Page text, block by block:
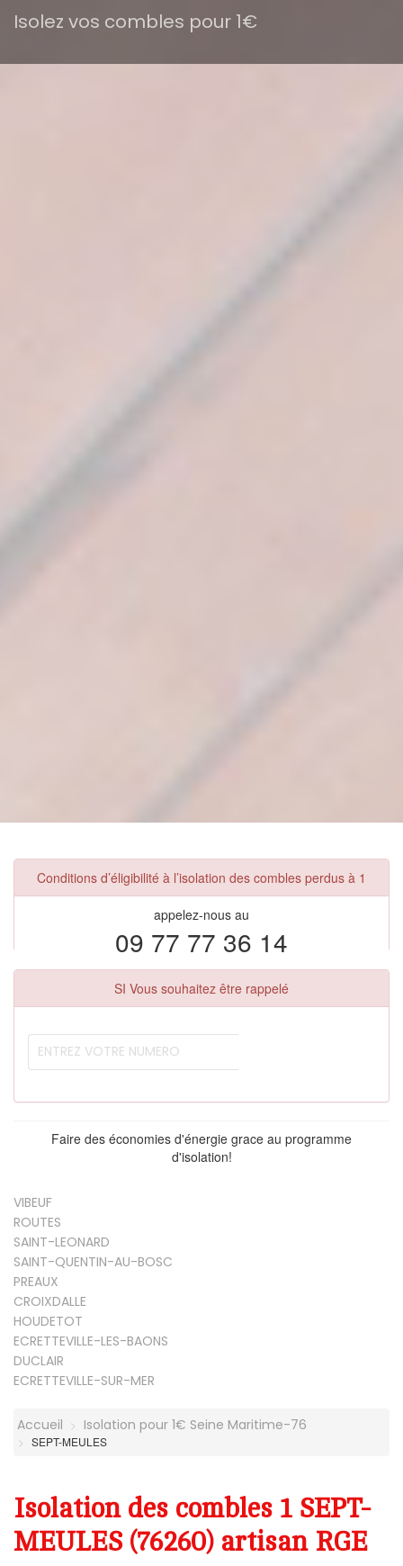
Isolez vos combles pour 1€
Conditions d’éligibilité à l’isolation des combles perdus à 1
appelez-nous au
09 77 77 36 14
SI Vous souhaitez être rappelé
Faire des économies d'énergie grace au programme
d'isolation!
VIBEUF
ROUTES
SAINT-LEONARD
SAINT-QUENTIN-AU-BOSC
PREAUX
CROIXDALLE
HOUDETOT
ECRETTEVILLE-LES-BAONS
DUCLAIR
ECRETTEVILLE-SUR-MER
Accueil Isolation pour 1€ Seine Maritime-76
SEPT-MEULES
Isolation des combles 1 SEPT-
MEULES (76260) artisan RGE